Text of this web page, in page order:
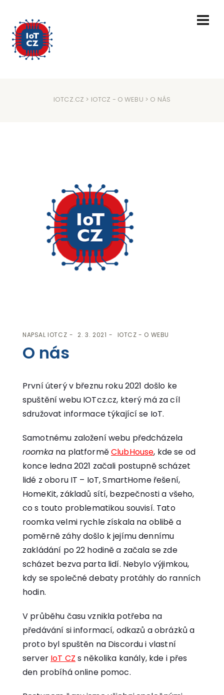
IOTCZ.CZ > IOTCZ - O WEBU > O NÁS
NAPSALIOTCZ 2. 3. 2021 IOTCZ - O WEBU
O nás
První úterý v březnu roku 2021 došlo ke
spuštění webu IOTcz.cz, který má za cíl
sdružovat informace týkající se IoT.
Samotnému založení webu předcházela
roomkana platforměClubHouse, kde se od
konce ledna 2021 začali postupně scházet
lidé z oboru IT – IoT, SmartHome řešení,
HomeKit, základů sítí, bezpečnosti a všeho,
co s touto problematikou souvisí. Tato
roomka velmi rychle získala na oblibě a
poměrně záhy došlo k jejímu dennímu
zakládání po 22 hodině a začala se zde
scházet bezva parta lidí. Nebylo výjimkou,
kdy se společné debaty protáhly do ranních
hodin.
V průběhu času vznikla potřeba na
předávání si informací, odkazů a obrázků a
proto byl spuštěn na Discordu i vlastní
server IoT CZ s několika kanály, kde i přes
den probíhá online pomoc.